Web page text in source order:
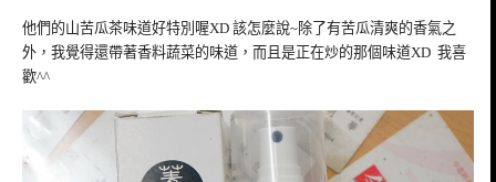
他們的山苦瓜茶味道好特別喔XD 該怎麼說~除了有苦瓜清爽的香氣之
外，我覺得還帶著香料蔬菜的味道，而且是正在炒的那個味道XD 我喜
歡^^